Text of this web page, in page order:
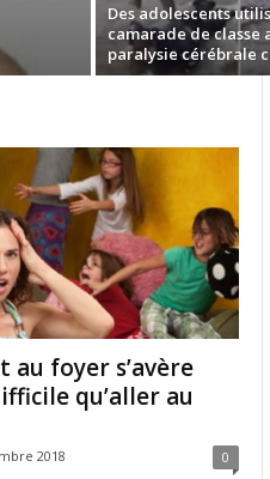
Des adolescents
camarade de classe
paralysie cérébrale
au foyer s’avère
qu’aller au
2018 0